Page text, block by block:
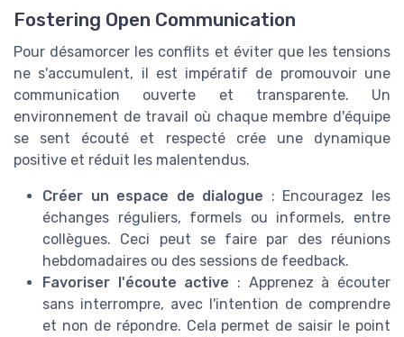
Fostering Open Communication
Pour désamorcer les conflits et éviter que les tensions
ne s'accumulent, il est impératif de promouvoir une
communication ouverte et transparente. Un
environnement de travail où chaque membre d'équipe
se sent écouté et respecté crée une dynamique
positive et réduit les malentendus.
Créer un espace de dialogue : Encouragez les
échanges réguliers, formels ou informels, entre
collègues. Ceci peut se faire par des réunions
hebdomadaires ou des sessions de feedback.
Favoriser l'écoute active : Apprenez à écouter
sans interrompre, avec l'intention de comprendre
et non de répondre. Cela permet de saisir le point